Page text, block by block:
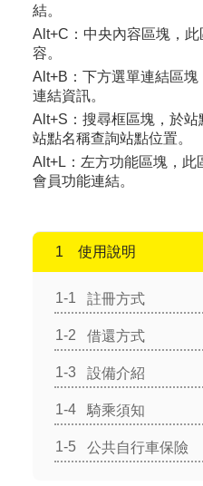
結。
Alt+C： 中央內容區塊，
容。
Alt+B： 下方選單連結區
連結資訊。
Alt+S： 搜尋框區塊，於站
站點名稱查詢站點位置。
Alt+L： 左方功能區塊，此
會員功能連結。
使用說明
註冊方式
借還方式
設備介紹
騎乘須知
公共自行車保險